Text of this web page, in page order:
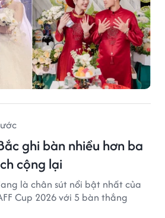
ghi bàn nhiều hơn ba
cộng lại
là chân sút nổi bật nhất của
Cup 2026 với 5 bàn thắng